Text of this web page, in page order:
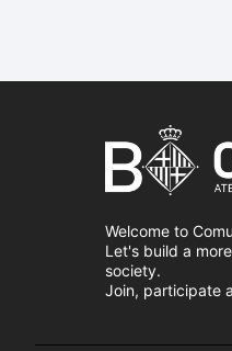
Welcome to
Let's build a
society.
Join, participate